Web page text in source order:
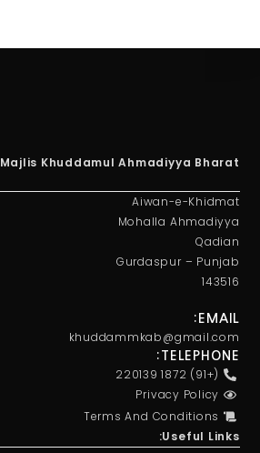
Majlis Khuddamul Ahmadiyya Bharat
Aiwan-e-Khidmat
Mohalla Ahmadiyya
Qadian
Gurdaspur – Punjab
143516
EMAIL:
khuddammkab@gmail.com
TELEPHONE:
(+91) 1872 220139
Privacy Policy
Terms And Conditions
Useful Links: